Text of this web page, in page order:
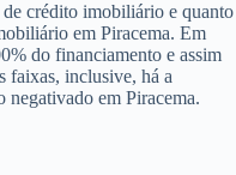
crédito imobiliário e quanto
em Piracema. Em
do financiamento e assim
faixas, inclusive, há a
negativado em Piracema.